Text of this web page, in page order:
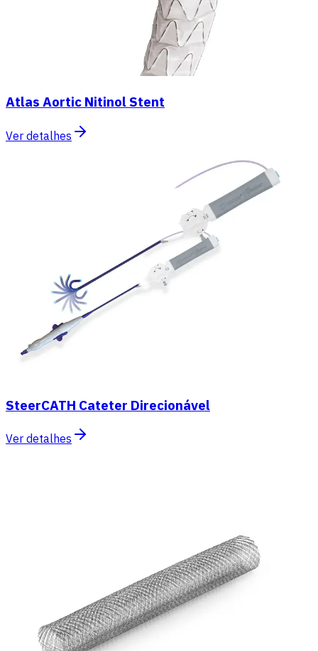
Atlas Aortic Nitinol Stent
Ver detalhes
SteerCATH Cateter Direcionável
Ver detalhes